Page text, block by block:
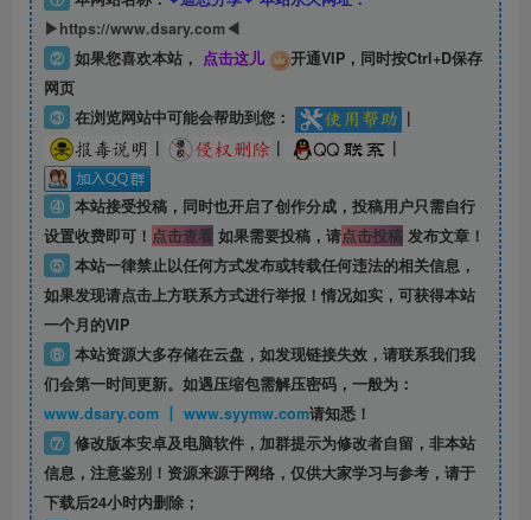
▶https://www.dsary.com◀
② 如果您喜欢本站， 点击这儿
开通VIP，同时按Ctrl+D保存
网页
③ 在浏览网站中可能会帮助到您：
|
|
| |
④ 本站接受投稿，同时也开启了创作分成，投稿用户只需自行
设置收费即可！ 点击查看如果需要投稿，请点击投稿发布文章！
⑤ 本站一律禁止以任何方式发布或转载任何违法的相关信息，
如果发现请点击上方联系方式进行举报！情况如实，可获得本站
一个月的VIP
⑥ 本站资源大多存储在云盘，如发现链接失效，请联系我们我
们会第一时间更新。如遇压缩包需解压密码，一般为：
www.dsary.com 丨 www.syymw.com请知悉！
⑦ 修改版本安卓及电脑软件，加群提示为修改者自留， 非本站
信息，注意鉴别！资源来源于网络，仅供大家学习与参考，请于
下载后24小时内删除；